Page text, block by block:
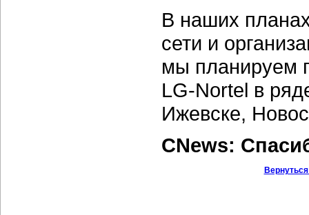
В наших
сети и
мы планируем
LG-Nortel в
Ижевске,
CNews: